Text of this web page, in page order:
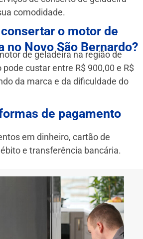
comodidade.
o motor de
no Novo São Bernardo?
de geladeira na região de
custar entre R$ 900,00 e R$
da marca e da dificuldade do
de pagamento
em dinheiro, cartão de
e transferência bancária.